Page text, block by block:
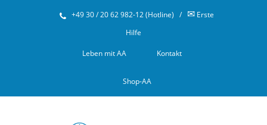
+49 30 / 20 62 982-12 (Hotline) / ✉Erste
Hilfe
Leben mit AA Kontakt
Shop-AA